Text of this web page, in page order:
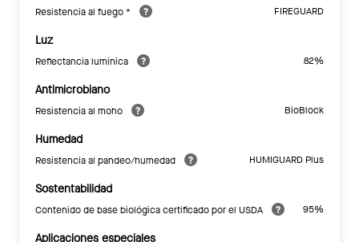
Resistencia al fuego *
FIREGUARD
Luz
Reflectancia lumínica 82%
Antimicrobiano
Resistencia al moho BioBlock
Humedad
Resistencia al pandeo/humedad HUMIGUARD Plus
Sostentabilidad
Contenido de base biológica certificado por el USDA 95%
Aplicaciones especiales